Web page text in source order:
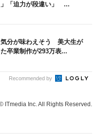
」「迫力が段違い」 ...
気分が味わえそう 美大生が
卒業制作が293万表...
Recommended by
ITmedia Inc. All Rights Reserved.